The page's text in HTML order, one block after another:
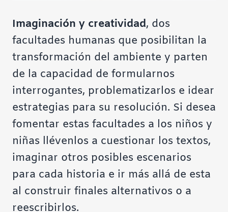
Imaginación y creatividad, dos
facultades humanas que posibilitan la
transformación del ambiente y parten
de la capacidad de formularnos
interrogantes, problematizarlos e idear
estrategias para su resolución. Si desea
fomentar estas facultades a los niños y
niñas llévenlos a cuestionar los textos,
imaginar otros posibles escenarios
para cada historia e ir más allá de esta
al construir finales alternativos o a
reescribirlos.